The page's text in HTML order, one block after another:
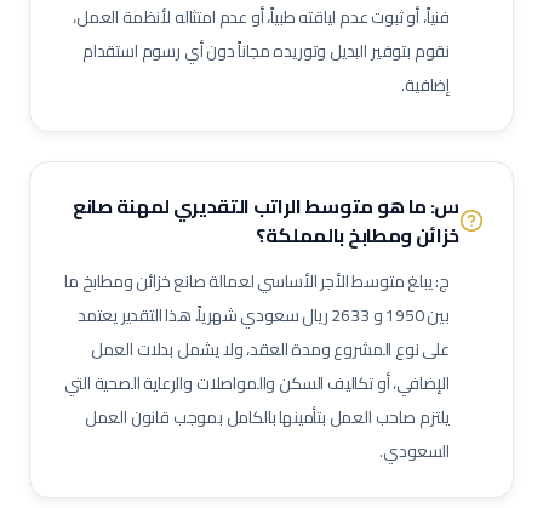
مساعد صيدلي
موظف استقبال طبي
مساعد تمريض جناح (Ward Boy)
مرافق مستشفى / عامل رعاية
مهندس أجهزة طبية
أخصائي علاج تنفسي
أخصائي تغذية
ممرض مكافحة عدوى
منسق جودة منشآت صحية
مفتش مراقبة جودة
لحام تيج (TIG Welder)
لحام قوس كهربائي
لحام ميج (MIG Welder)
مفتش اختبارات غير إتلافية (NDT)
مشرف أعمال سكلات / داربسين
مشرف أعمال عزل صناعي
مشرف أعمال دهان صناعي
فني رش رملي ودهان
مفتش طلاء وعزل
فني صيانة أثناء الإيقاف (Shutdown)
فني توربينات
فني معدات دوارة
مشغل عمليات إنتاج
مشغل غرفة تحكم
مسؤول سلامة وصحة مهنية (نفط وغاز)
فنياً، أو ثبوت عدم لياقته طبياً، أو عدم امتثاله لأنظمة العمل،
نقوم بتوفير البديل وتوريده مجاناً دون أي رسوم استقدام
إضافية.
س: ما هو متوسط الراتب التقديري لمهنةصانع
خزائن ومطابخبالمملكة؟
ج: يبلغ متوسط الأجر الأساسي لعمالةصانع خزائن ومطابخما
بين1950و2633ريال سعودي شهرياً. هذا التقدير يعتمد
على نوع المشروع ومدة العقد، ولا يشمل بدلات العمل
الإضافي، أو تكاليف السكن والمواصلات والرعاية الصحية التي
يلتزم صاحب العمل بتأمينها بالكامل بموجب قانون العمل
السعودي.